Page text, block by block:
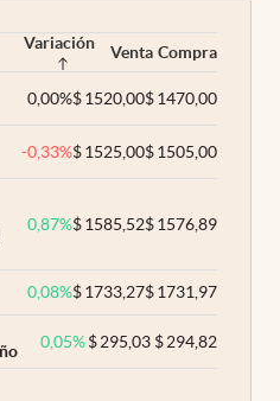
Variación Venta Compra
0,00%$1520,00$1470,00
-0,33%$1525,00$1505,00
0,87%$1585,52$1576,89
0,08%$1733,27$1731,97
0,05% $295,03 $294,82